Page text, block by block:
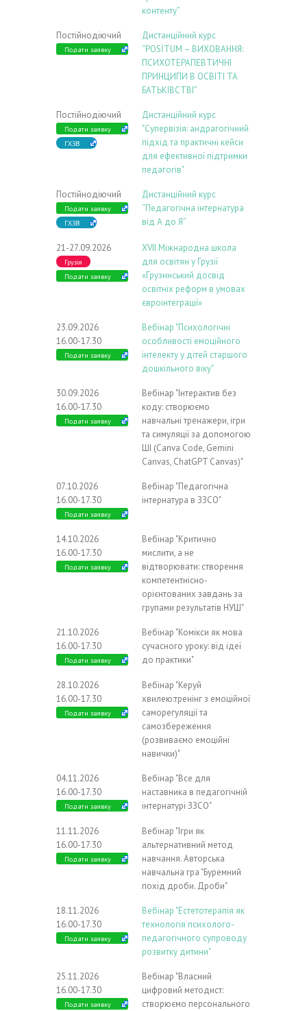
контенту”
Постійнодіючий
Подати заявку
Дистанційний курс
“POSİTUM – ВИХОВАННЯ:
ПСИХОТЕРАПЕВТИЧНІ
ПРИНЦИПИ В ОСВІТІ ТА
БАТЬКІВСТВІ”
Постійнодіючий
Подати заявку
ГХЗВ
Дистанційний курс
"Супервізія: андрагогічний
підхід та практичні кейси
для ефективної підтримки
педагогів"
Постійнодіючий
Подати заявку
ГХЗВ
Дистанційний курс
“Педагогічна інтернатура
від А до Я”
21-27.09.2026
Грузія
Подати заявку
ХVIІ Міжнародна школа
для освітян у Грузії
«Грузинський досвід
освітніх реформ в умовах
євроінтеграції»
23.09.2026
16.00-17.30
Подати заявку
Вебінар "Психологічні
особливості емоційного
інтелекту у дітей старшого
дошкільного віку"
30.09.2026
16.00-17.30
Подати заявку
Вебінар "Інтерактив без
коду: створюємо
навчальні тренажери, ігри
та симуляції за допомогою
ШІ (Canva Code, Gemini
Canvas, ChatGPT Canvas)"
07.10.2026
16.00-17.30
Подати заявку
Вебінар "Педагогічна
інтернатура в ЗЗСО"
14.10.2026
16.00-17.30
Подати заявку
Вебінар "Критично
мислити, а не
відтворювати: створення
компетентнісно-
орієнтованих завдань за
групами результатів НУШ"
21.10.2026
16.00-17.30
Подати заявку
Вебінар "Комікси як мова
сучасного уроку: від ідеї
до практики"
28.10.2026
16.00-17.30
Подати заявку
Вебінар "Керуй
хвилею:тренінг з емоційної
саморегуляції та
самозбереження
(розвиваємо емоційні
навички)"
04.11.2026
16.00-17.30
Подати заявку
Вебінар "Все для
наставника в педагогічній
інтернатурі ЗЗСО"
11.11.2026
16.00-17.30
Подати заявку
Вебінар "Ігри як
альтернативний метод
навчання. Авторська
навчальна гра "Буремний
похід дроби. Дроби"
18.11.2026
16.00-17.30
Подати заявку
Вебінар "Естетотерапія як
технологія психолого-
педагогічного супроводу
розвитку дитини"
25.11.2026
16.00-17.30
Подати заявку
Вебінар "Власний
цифровий методист:
створюємо персонального